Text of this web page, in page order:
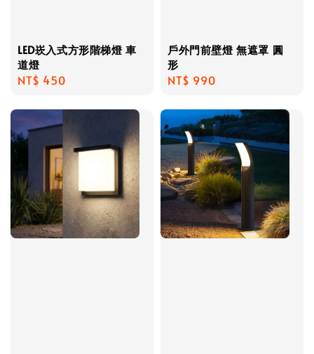
LED崁入式方形階梯燈 車
道燈
Regular
NT$ 450
戶外門前壁燈 無遮罩 圓
形
Regular
NT$ 990